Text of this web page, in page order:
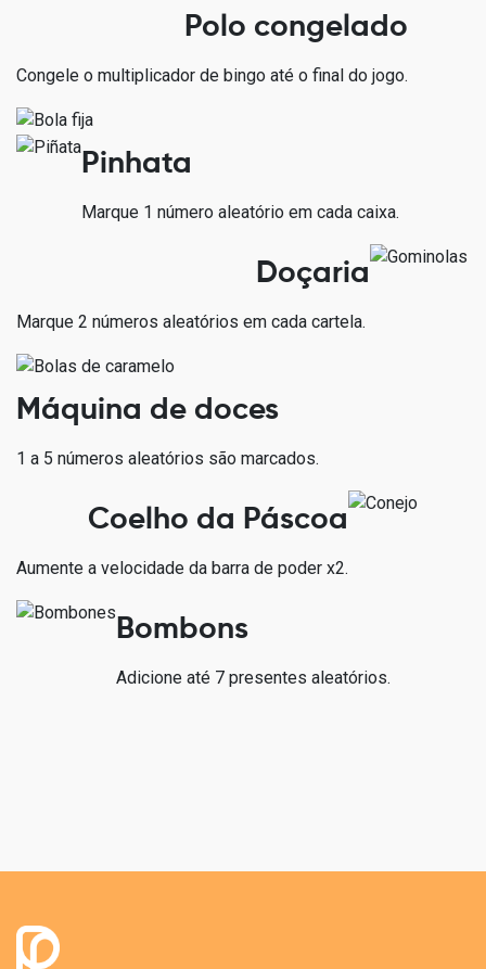
Polo congelado
Congele o multiplicador de bingo até o final do jogo.
Pinhata
Marque 1 número aleatório em cada caixa.
Doçaria
Marque 2 números aleatórios em cada cartela.
Máquina de doces
1 a 5 números aleatórios são marcados.
Coelho da Páscoa
Aumente a velocidade da barra de poder x2.
Bombons
Adicione até 7 presentes aleatórios.